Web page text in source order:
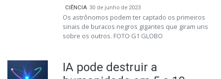
CIÊNCIA 30 de junho de 2023
Os astrônomos podem ter captado os primeiros
sinais de buracos negros gigantes que giram uns
sobre os outros. FOTO G1 GLOBO
IA pode destruir a